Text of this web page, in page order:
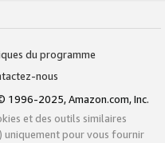
du programme
nous
1996-2025, Amazon.com, Inc.
et des outils similaires
uniquement pour vous fournir